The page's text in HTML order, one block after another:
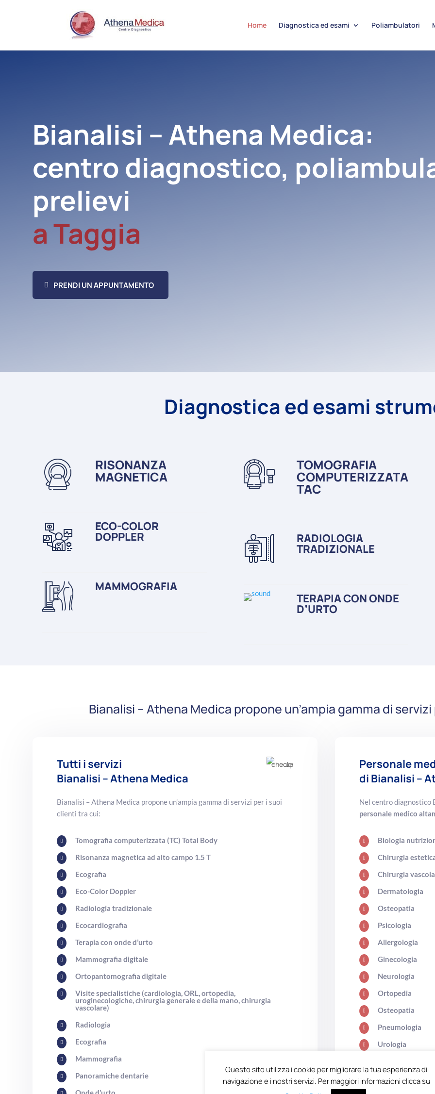
Home Diagnostica ed esami Poliambulatori
Bianalisi – Athena Medica:
centro diagnostico,
prelievi
a Taggia
PRENDI UN APPUNTAMENTO
Diagnostica ed esami
RISONANZA
MAGNETICA
ECO-COLOR
DOPPLER
MAMMOGRAFIA
TOMOGRAFIA
COMPUTERIZZATA
TAC
RADIOLOGIA
TRADIZIONALE
TERAPIA CON ONDE
D’URTO
Bianalisi – Athena Medica propone un’ampia gamma di
Tutti i servizi
Bianalisi – Athena Medica
Bianalisi – Athena Medica propone un’ampia gamma di servizi per i suoi
clienti tra cui:
 Tomografia computerizzata (TC) Total Body
 Risonanza magnetica ad alto campo 1.5 T
 Ecografia
 Eco-Color Doppler
 Radiologia tradizionale
 Ecocardiografia
 Terapia con onde d’urto
 Mammografia digitale
 Ortopantomografia digitale

Visite specialistiche (cardiologia, ORL, ortopedia,
uroginecologiche, chirurgia generale e della mano, chirurgia
vascolare)
 Radiologia
 Ecografia
 Mammografia
 Panoramiche dentarie
Personale
di Bianalisi –
Nel centro diagnostico
personale medico
 Biologia
 Chirurgia
 Chirurgia
 Dermatologia
 Osteopatia
 Psicologia
 Allergologia
 Ginecologia
 Neurologia
 Ortopedia
 Osteopatia
 Pneumologia
 Urologia
Questo sito utilizza i cookie per migliorare la tua esperienza di
navigazione e i nostri servizi. Per maggiori informazioni clicca su